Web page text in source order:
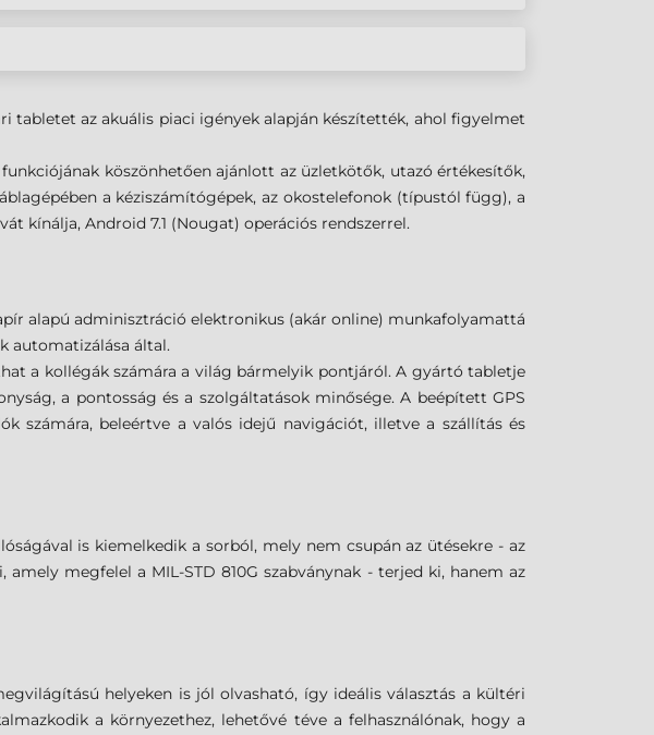
tabletet az akuális piaci igények alapján készítették, ahol figyelmet
köszönhetően ajánlott az üzletkötők, utazó értékesítők,
a kéziszámítógépek, az okostelefonok (típustól függ), a
kínálja, Android 7.1 (Nougat) operációs rendszerrel.
alapú adminisztráció elektronikus (akár online) munkafolyamattá
automatizálása által.
a kollégák számára a világ bármelyik pontjáról. A gyártó tabletje
a pontosság és a szolgáltatások minősége. A beépített GPS
számára, beleértve a valós idejű navigációt, illetve a szállítás és
is kiemelkedik a sorból, mely nem csupán az ütésekre - az
megfelel a MIL-STD 810G szabványnak - terjed ki, hanem az
helyeken is jól olvasható, így ideális választás a kültéri
a környezethez, lehetővé téve a felhasználónak, hogy a